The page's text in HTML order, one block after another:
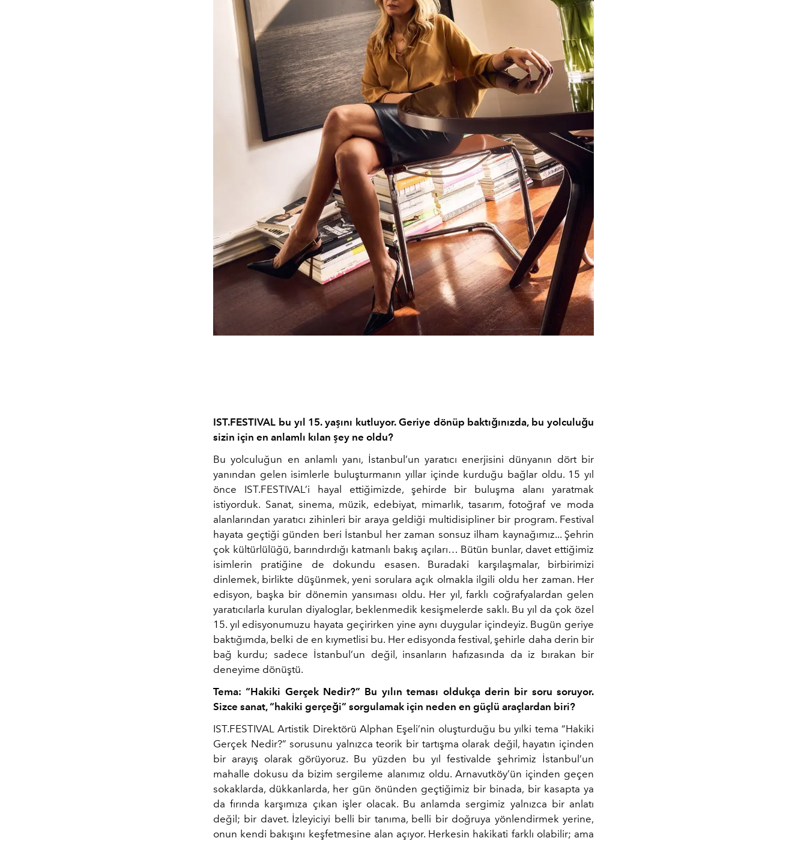
IST.FESTIVAL bu yıl 15. yaşını kutluyor. Geriye dönüp baktığınızda, bu yolculuğu
sizin için en anlamlı kılan şey ne oldu?
Bu yolculuğun en anlamlı yanı, İstanbul’un yaratıcı enerjisini dünyanın dört bir
yanından gelen isimlerle buluşturmanın yıllar içinde kurduğu bağlar oldu. 15 yıl
önce IST.FESTIVAL’i hayal ettiğimizde, şehirde bir buluşma alanı yaratmak
istiyorduk. Sanat, sinema, müzik, edebiyat, mimarlık, tasarım, fotoğraf ve moda
alanlarından yaratıcı zihinleri bir araya geldiği multidisipliner bir program. Festival
hayata geçtiği günden beri İstanbul her zaman sonsuz ilham kaynağımız... Şehrin
çok kültürlülüğü, barındırdığı katmanlı bakış açıları… Bütün bunlar, davet ettiğimiz
isimlerin pratiğine de dokundu esasen. Buradaki karşılaşmalar, birbirimizi
dinlemek, birlikte düşünmek, yeni sorulara açık olmakla ilgili oldu her zaman. Her
edisyon, başka bir dönemin yansıması oldu. Her yıl, farklı coğrafyalardan gelen
yaratıcılarla kurulan diyaloglar, beklenmedik kesişmelerde saklı. Bu yıl da çok özel
15. yıl edisyonumuzu hayata geçirirken yine aynı duygular içindeyiz. Bugün geriye
baktığımda, belki de en kıymetlisi bu. Her edisyonda festival, şehirle daha derin bir
bağ kurdu; sadece İstanbul’un değil, insanların hafızasında da iz bırakan bir
deneyime dönüştü.
Tema: “Hakiki Gerçek Nedir?” Bu yılın teması oldukça derin bir soru soruyor.
Sizce sanat, “hakiki gerçeği” sorgulamak için neden en güçlü araçlardan biri?
IST.FESTIVAL Artistik Direktörü Alphan Eşeli’nin oluşturduğu bu yılki tema “Hakiki
Gerçek Nedir?” sorusunu yalnızca teorik bir tartışma olarak değil, hayatın içinden
bir arayış olarak görüyoruz. Bu yüzden bu yıl festivalde şehrimiz İstanbul’un
mahalle dokusu da bizim sergileme alanımız oldu. Arnavutköy’ün içinden geçen
sokaklarda, dükkanlarda, her gün önünden geçtiğimiz bir binada, bir kasapta ya
da fırında karşımıza çıkan işler olacak. Bu anlamda sergimiz yalnızca bir anlatı
değil; bir davet. İzleyiciyi belli bir tanıma, belli bir doğruya yönlendirmek yerine,
onun kendi bakışını keşfetmesine alan açıyor. Herkesin hakikati farklı olabilir; ama